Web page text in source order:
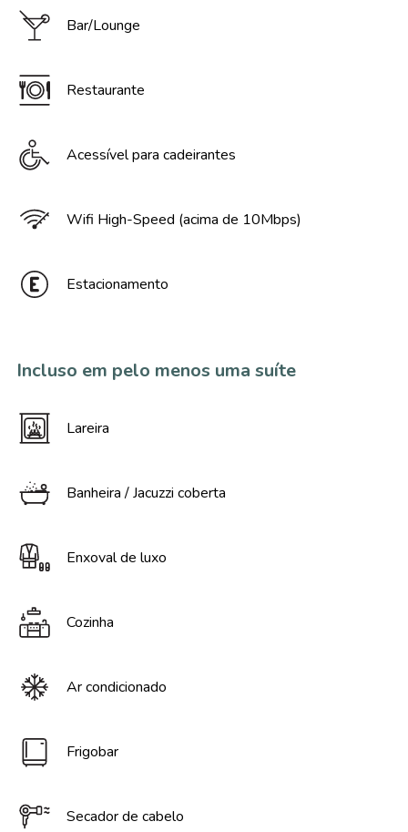
Bar/Lounge
Restaurante
Acessível para cadeirantes
Wifi High-Speed (acima de 10Mbps)
Estacionamento
Incluso em pelo menos uma suíte
Lareira
Banheira / Jacuzzi coberta
Enxoval de luxo
Cozinha
Ar condicionado
Frigobar
Secador de cabelo